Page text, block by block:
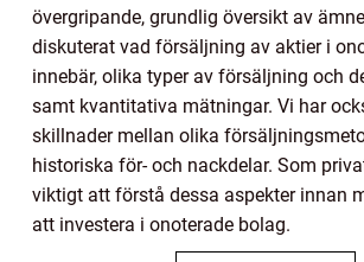
övergripande, grundlig översikt av
diskuterat vad försäljning av aktier i
innebär, olika typer av försäljning och
samt kvantitativa mätningar. Vi har
skillnader mellan olika
historiska för- och nackdelar. Som
viktigt att förstå dessa aspekter innan
att investera i onoterade bolag.